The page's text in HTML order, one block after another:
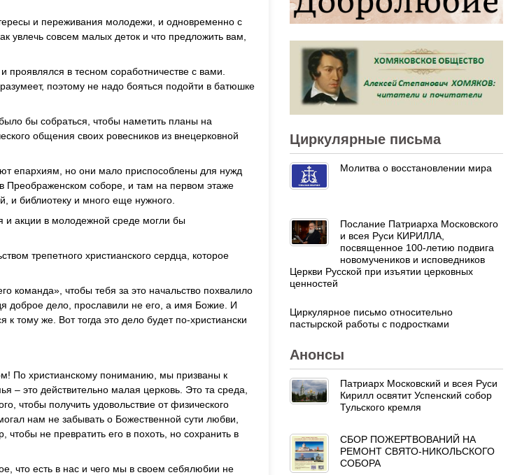
и переживания молодежи, и одновременно с
увлечь совсем малых деток и что предложить вам,
в тесном соработничестве с вами.
поэтому не надо бояться подойти в батюшке
бы собраться, чтобы наметить планы на
общения своих ровесников из внецерковной
епархиям, но они мало приспособлены для нужд
Преображенском соборе, и там на первом этаже
и библиотеку и много еще нужного.
и акции в молодежной среде могли бы
трепетного христианского сердца, которое
команда», чтобы тебя за это начальство похвалило
доброе дело, прославили не его, а имя Божие. И
к тому же. Вот тогда это дело будет по-христиански
По христианскому пониманию, мы призваны к
– это действительно малая церковь. Это та среда,
чтобы получить удовольствие от физического
нам не забывать о Божественной сути любви,
не превратить его в похоть, но сохранить в
что есть в нас и чего мы в своем себялюбии не
Циркулярные письма
Молитва о восстановлении мира
Послание Патриарха Московского
и всея Руси КИРИЛЛА,
посвященное 100-летию подвига
новомучеников и исповедников
Церкви Русской при изъятии церковных
ценностей
Циркулярное письмо относительно
пастырской работы с подростками
Анонсы
Патриарх Московский и всея Руси
Кирилл освятит Успенский собор
Тульского кремля
СБОР ПОЖЕРТВОВАНИЙ НА
РЕМОНТ СВЯТО-НИКОЛЬСКОГО
СОБОРА